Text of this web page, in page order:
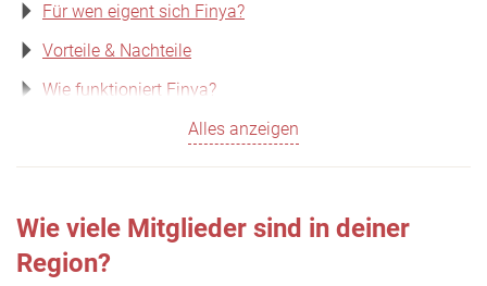
Für wen eigent sich Finya?
Vorteile & Nachteile
Wie funktioniert Finya?
Alles anzeigen
Wie viele Mitglieder sind in deiner
Region?